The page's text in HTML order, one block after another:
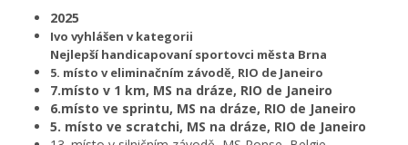
2025
Ivo vyhlášen v kategorii
Nejlepší handicapovaní sportovci města Brna
5. místo v eliminačním závodě, RIO de Janeiro
7.místo v 1 km, MS na dráze, RIO de Janeiro
6.místo ve sprintu, MS na dráze, RIO de Janeiro
5. místo ve scratchi, MS na dráze, RIO de Janeiro